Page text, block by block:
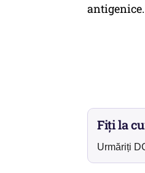
antigenice.
Fiți la
Urmăriți